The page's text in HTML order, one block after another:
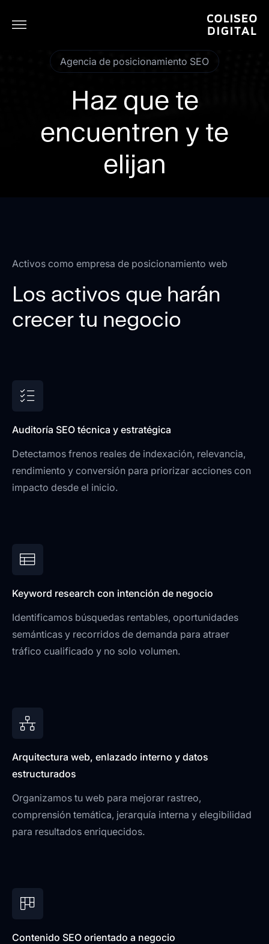
Agencia de posicionamiento SEO
Haz que te
encuentren y te
elijan
Activos como empresa de posicionamiento web
Los activos que harán
crecer tu negocio
Auditoría SEO técnica y estratégica
Detectamos frenos reales de indexación, relevancia,
rendimiento y conversión para priorizar acciones con
impacto desde el inicio.
Keyword research con intención de negocio
Identificamos búsquedas rentables, oportunidades
semánticas y recorridos de demanda para atraer
tráfico cualificado y no solo volumen.
Arquitectura web, enlazado interno y datos
estructurados
Organizamos tu web para mejorar rastreo,
comprensión temática, jerarquía interna y elegibilidad
para resultados enriquecidos.
Contenido SEO orientado a negocio